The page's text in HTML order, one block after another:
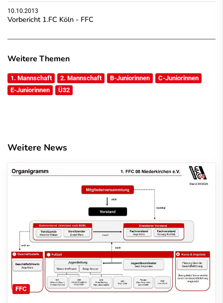
10.10.2013
Vorbericht 1.FC Köln - FFC
Weitere Themen
1. Mannschaft 2. Mannschaft B-Juniorinnen
C-Juniorinnen
E-Juniorinnen
Ü32
Weitere News
FFC